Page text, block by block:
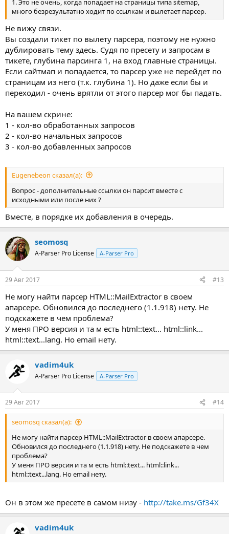
много безрезультатно ходит по ссылкам и вылетает парсер.
Не вижу связи.
Вы создали тикет по вылету парсера, поэтому не нужно
дублировать тему здесь. Судя по пресету и запросам в
тикете, глубина парсинга 1, на вход главные страницы.
Если сайтмап и попадается, то парсер уже не перейдет по
страницам из него (т.к. глубина 1). Но даже если бы и
переходил - очень врятли от этого парсер мог бы падать.
На вашем скрине:
1 - кол-во обработанных запросов
2 - кол-во начальных запросов
3 - кол-во добавленных запросов
Eugenebeon сказал(а):
Вопрос - дополнительные ссылки он парсит вместе с
исходными или после них ?
Вместе, в порядке их добавления в очередь.
seomosq
A-Parser Pro License A-Parser Pro
29 Авг 2017 #13
Не могу найти парсер HTML::MailExtractor в своем
апарсере. Обновился до последнего (1.1.918) нету. Не
подскажете в чем проблема?
У меня ПРО версия и та м есть html::text... html::link...
html::text...lang. Но email нету.
vadim4uk
A-Parser Pro License A-Parser Pro
29 Авг 2017 #14
seomosq сказал(а):
Не могу найти парсер HTML::MailExtractor в своем апарсере.
Обновился до последнего (1.1.918) нету. Не подскажете в чем
проблема?
У меня ПРО версия и та м есть html::text... html::link...
html::text...lang. Но email нету.
Он в этом же пресете в самом низу - http://take.ms/Gf34X
vadim4uk